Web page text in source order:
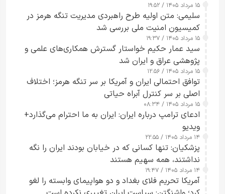
۱۵ مرداد ۱۴۰۵ / ۱۹:۵۲
سلیمی: متن اولیه طرح راهبردی مدیریت تنگه هرمز در
کمیسیون امنیت ملی بررسی شد
۱۵ مرداد ۱۴۰۵ / ۱۹:۳۷
سید عمار حکیم خواستار گسترش همکاری‌های علمی و
پژوهشی عراق و ایران شد
۱۵ مرداد ۱۴۰۵ / ۱۲:۵۶
توافق احتمالی ایران و آمریکا بر سر تنگه هرمز؛ اختلاف
اصلی بر سر کنترل آبراه حیاتی
۱۵ مرداد ۱۴۰۵ / ۰۸:۳۴
ادعای ترامپ درباره ایران: ایران به ما احترام می‌گذارد+
ویدیو
۱۴ مرداد ۱۴۰۵ / ۲۲:۵۵
پزشکیان: تنها کسانی که در خیابان بودند ایران را نگه
نداشتند، همه سهیم هستند
۱۴ مرداد ۱۴۰۵ / ۱۹:۴۷
آمریکا تحریم فلای بغداد و دو هواپیمای وابسته را لغو